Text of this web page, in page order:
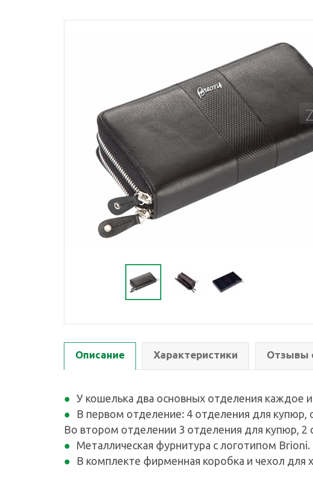
Описание Характеристики Отзывы
У кошелька два основных отделения каждое
В первом отделение: 4 отделения для купюр,
Во втором отделении 3 отделения для купюр,
Металлическая фурнитура с логотипом Brioni.
В комплекте фирменная коробка и чехол для